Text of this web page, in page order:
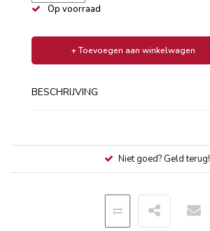
Op voorraad
+ Toevoegen aan winkelwagen
BESCHRIJVING
Niet goed? Geld terug!